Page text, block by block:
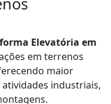
Elevatória em
em terrenos
maior
industriais,